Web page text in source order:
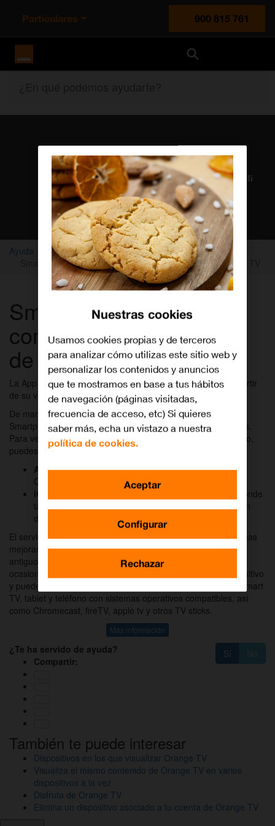
Particulares
900 815 761
Atención al cliente
Nuestros agentes solucionan cualquier duda en el chat Mi
Orange
Chatear con un agente
Ayuda Orange TV
Multidispositivo
Smartphones y Tablets compatibles con la App de Orange TV
Smartphones y Tablets
compatibles con la App
de Orange TV
La App de Orange TV para iOS y Android es compatible a partir
de su versión iOS 15.0 y Android 9.0.
De manera orientativa, estas versiones se encuentran en
Smartphones/Tablets adquiridos en el año 2018 o posteriores.
Para verificar la versión del sistema operativo de tu dispositivo,
puedes hacerlo de la siguiente manera:
Android: Ajustes > Acerca del teléfono > Sistema
Operativo
iOS
: Ajustes > General > Actualización de Software (donde
también podrás encontrar si tienes alguna actualización
disponible).
El servicio de Orange TV está en constante evolución y algunas
mejoras pueden no ser compatibles con sistemas operativos
antiguos. Lamentamos los inconvenientes que esto pueda
ocasionar, pero te recordamos que Orange TV es multidispositivo
y puedes disfrutar del servicio desde tu descodificador, PC, smart
TV, tablet y teléfono con sistemas operativos compatibles, así
como Chromecast, fireTV, apple tv y otros TV sticks.
Más información
¿Te ha servido de ayuda? Sí No
Compartir:
También te puede interesar
Dispositivos en los que visualizar Orange TV
Visualiza el mismo contenido de Orange TV en varios
dispositivos a la vez
Disfruta de Orange TV
Elimina un dispositivo asociado a tu cuenta de Orange TV
Nuestras cookies
Usamos cookies propias y de terceros
para analizar cómo utilizas este sitio web y
personalizar los contenidos y anuncios
que te mostramos en base a tus hábitos
de navegación (páginas visitadas,
frecuencia de acceso, etc) Si quieres
saber más, echa un vistazo a nuestra
política de cookies.
Configurar
Rechazar
Aceptar